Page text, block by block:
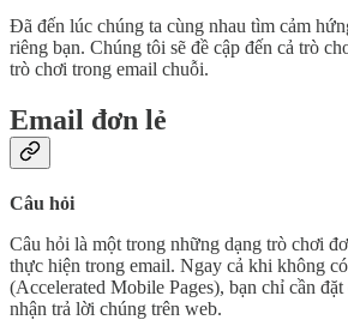
Đã đến lúc chúng ta cùng nhau tìm cảm
riêng bạn. Chúng tôi sẽ đề cập đến cả trò
trò chơi trong email chuỗi.
Email đơn lẻ
Câu hỏi
Câu hỏi là một trong những dạng trò chơi
thực hiện trong email. Ngay cả khi không
(Accelerated Mobile Pages), bạn chỉ cần
nhận trả lời chúng trên web.